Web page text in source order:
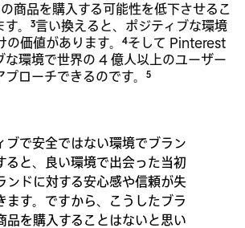
ブで安全ではない環境でブラン
ると、良い環境で出会った当初
ンドに対する安心感や信頼が失
ます。ですから、こうしたブラ
品を購入することはないと思い
商品を購入する可能性を低下させるこ
。
3言い換えると、ポジティブな環境
の価値があります。
4そして Pinterest
な環境で世界の 4 億人以上のユーザー
プローチできるのです。
5